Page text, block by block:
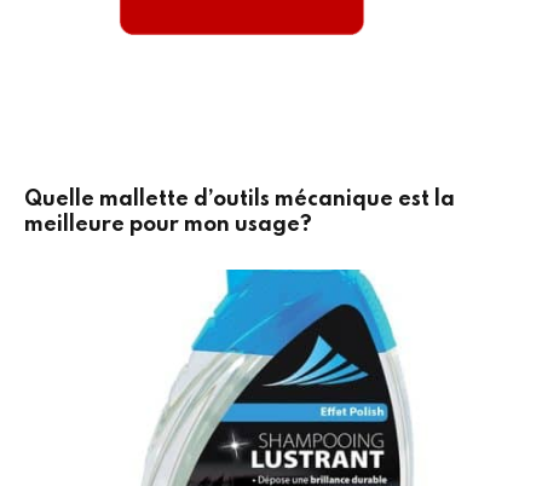
Quelle mallette d’outils mécanique est la
meilleure pour mon usage?